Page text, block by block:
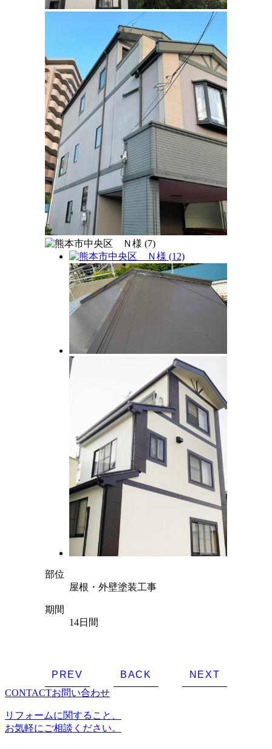
部位
屋根・外壁塗装工事
期間
14日間
PREV BACK
NEXT
CONTACTお問い合わせ
リフォームに関すること、
お気軽にご相談ください。